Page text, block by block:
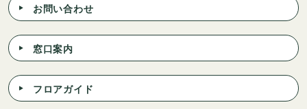
お問い合わせ
窓口案内
フロアガイド